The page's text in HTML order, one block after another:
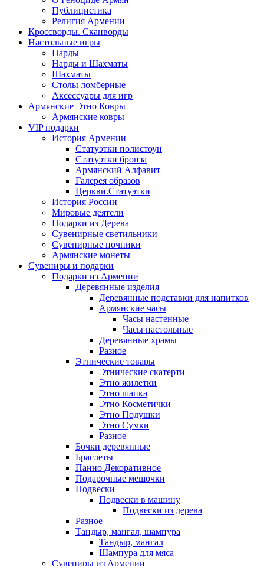
Публицистика
Религия Армении
Кроссворды. Сканворды
Настольные игры
Нарды
Нарды и Шахматы
Шахматы
Столы ломберные
Аксессуары для игр
Армянские Этно Ковры
Армянские ковры
VIP подарки
История Армении
Статуэтки полистоун
Статуэтки бронза
Армянский Алфавит
Галерея образов
Церкви.Статуэтки
История России
Мировые деятели
Подарки из Дерева
Сувенирные светильники
Сувенирные ночники
Армянские монеты
Сувениры и подарки
Подарки из Армении
Деревянные изделия
Деревянные подставки для напитков
Армянские часы
Часы настенные
Часы настольные
Деревянные храмы
Разное
Этнические товары
Этнические скатерти
Этно жилетки
Этно шапка
Этно Косметички
Этно Подушки
Этно Сумки
Разное
Бочки деревянные
Браслеты
Панно Декоративное
Подарочные мешочки
Подвески
Подвески в машину
Подвески из дерева
Разное
Тандыр, мангал, шампура
Тандыр, мангал
Шампура для мяса
Сувениры из Армении